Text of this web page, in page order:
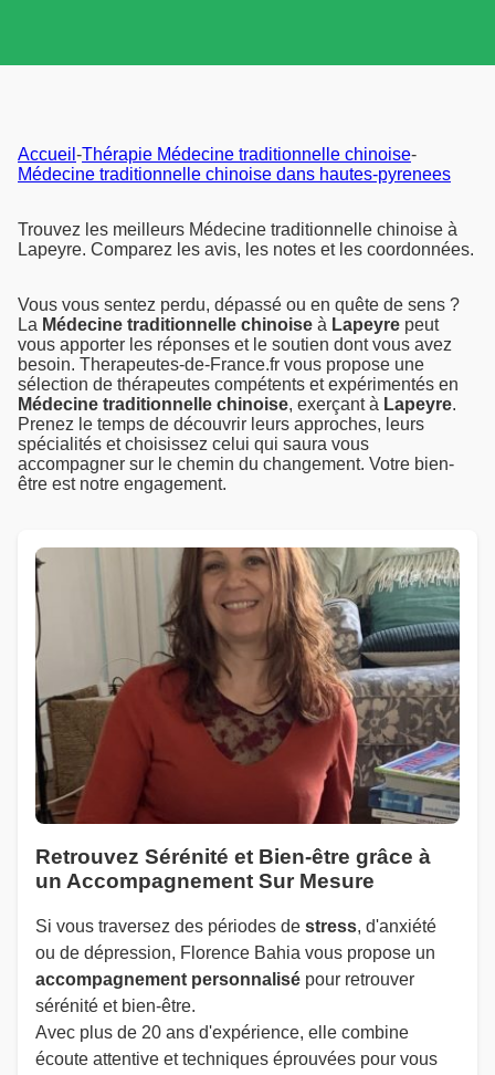
Accueil -Thérapie Médecine traditionnelle chinoise-
Médecine traditionnelle chinoise dans hautes-pyrenees
Trouvez les meilleurs Médecine traditionnelle chinoise à
Lapeyre. Comparez les avis, les notes et les coordonnées.
Vous vous sentez perdu, dépassé ou en quête de sens ?
La Médecine traditionnelle chinoise à Lapeyre peut
vous apporter les réponses et le soutien dont vous avez
besoin. Therapeutes-de-France.fr vous propose une
sélection de thérapeutes compétents et expérimentés en
Médecine traditionnelle chinoise, exerçant à Lapeyre.
Prenez le temps de découvrir leurs approches, leurs
spécialités et choisissez celui qui saura vous
accompagner sur le chemin du changement. Votre bien-
être est notre engagement.
Retrouvez Sérénité et Bien-être grâce à
un Accompagnement Sur Mesure
Si vous traversez des périodes de stress, d'anxiété
ou de dépression, Florence Bahia vous propose un
accompagnement personnalisé pour retrouver
sérénité et bien-être.
Avec plus de 20 ans d'expérience, elle combine
écoute attentive et techniques éprouvées pour vous